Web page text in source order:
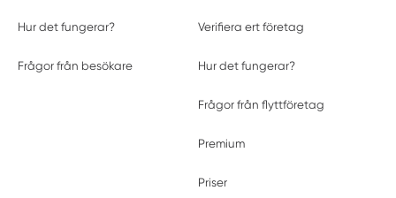
Hur det fungerar?
Frågor från besökare
Verifiera ert företag
Hur det fungerar?
Frågor från flyttföretag
Premium
Priser